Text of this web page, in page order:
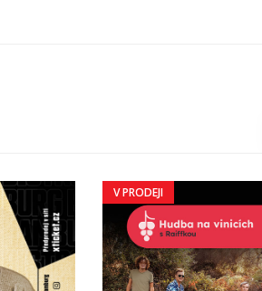
V PRODEJI